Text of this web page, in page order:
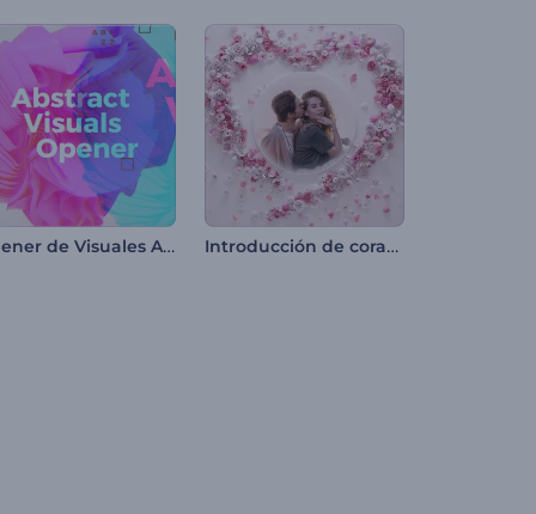
Opener de Visuales Abstractas Introducción de corazón de flores para San Valentín